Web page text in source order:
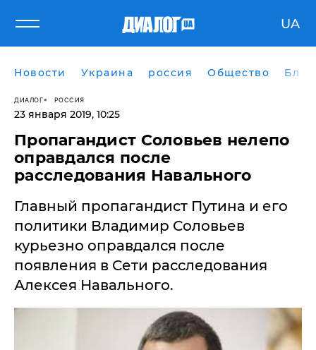
UA
Новости Украина россия Общество
ДИАЛОГ РОССИЯ
23 января 2019, 10:25
Пропагандист Соловьев нелепо
оправдался после
расследования Навального
Главный пропагандист Путина и его
политики Владимир Соловьев
курьезно оправдался после
появления в Сети расследования
Алексея Навального.